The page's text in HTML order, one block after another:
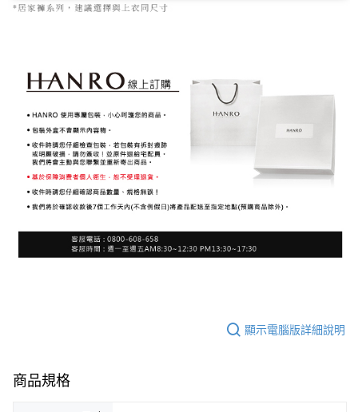
顯示電腦版詳細說明
商品規格